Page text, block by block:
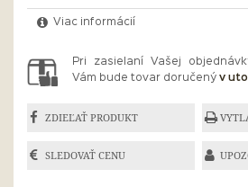
Viac informácií
Pri zasielaní Vašej
Vám bude tovar doručený v
ZDIEĽAŤ PRODUKT
SLEDOVAŤ CENU